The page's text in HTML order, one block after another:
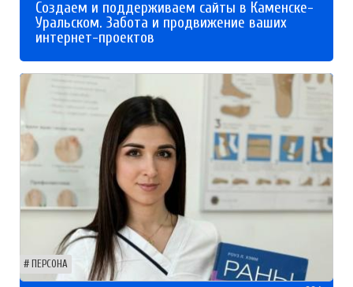
Создаем и поддерживаем сайты в Каменске-
Уральском. Забота и продвижение ваших
интернет-проектов
ПЕРСОНА